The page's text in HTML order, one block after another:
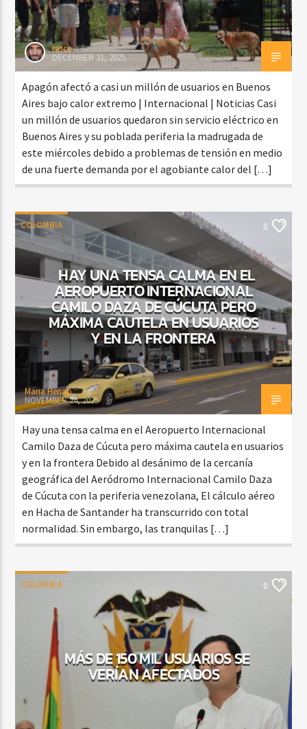
rasco
DECEMBER 31, 2025
Apagón afectó a casi un millón de usuarios en Buenos
Aires bajo calor extremo | Internacional | Noticias Casi
un millón de usuarios quedaron sin servicio eléctrico en
Buenos Aires y su poblada periferia la madrugada de
este miércoles debido a problemas de tensión en medio
de una fuerte demanda por el agobiante calor del […]
COLOMBIA 0
HAY UNA TENSA CALMA EN EL
AEROPUERTO INTERNACIONAL
CAMILO DAZA DE CÚCUTA PERO
MÁXIMA CAUTELA EN USUARIOS
Y EN LA FRONTERA
Maria Henao
NOVEMBER 24, 2025
Hay una tensa calma en el Aeropuerto Internacional
Camilo Daza de Cúcuta pero máxima cautela en usuarios
y en la frontera Debido al desánimo de la cercanía
geográfica del Aeródromo Internacional Camilo Daza
de Cúcuta con la periferia venezolana, El cálculo aéreo
en Hacha de Santander ha transcurrido con total
normalidad. Sin embargo, las tranquilas […]
COLOMBIA 0
MÁS DE 150 MIL USUARIOS SE
VERÍAN AFECTADOS